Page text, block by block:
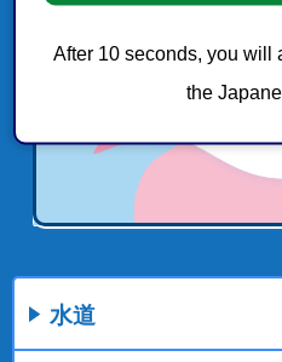
After 10 seconds, you will
the
水道